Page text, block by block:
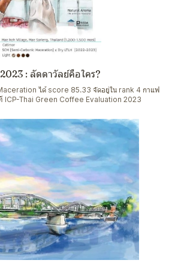
: ลัดดาวัลย์คือใคร?
ได้ score 85.33 จัดอยู่ใน rank 4 กาแฟ
ICP-Thai Green Coffee Evaluation 2023